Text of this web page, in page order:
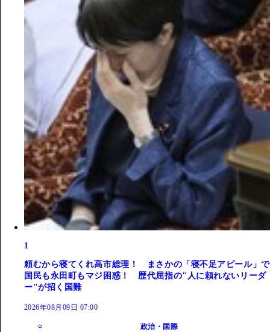
1
頼むから寝てくれ高市総理！ まさかの「寝不足アピール」で
国民も永田町もマジ困惑！ 歴代屈指の"人に頼れないリーダ
ー"が招く国難
2026年08月09日 07:00
政治・国際